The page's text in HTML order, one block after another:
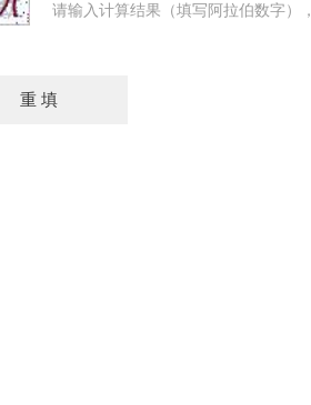
请输入计算结果（填写阿拉伯数字）